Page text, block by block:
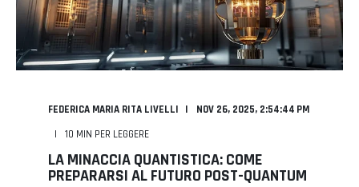
FEDERICA MARIA RITA LIVELLI
NOV 26, 2025, 2:54:44 PM
10 MIN PER LEGGERE
LA MINACCIA QUANTISTICA: COME
PREPARARSI AL FUTURO POST-QUANTUM